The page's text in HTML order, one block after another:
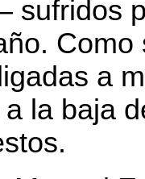
sufridos
a
la baja